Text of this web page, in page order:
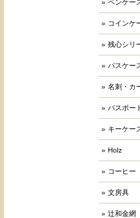
ペンケー
コインケ
残心シリ
パスケー
名刺・カ
パスポー
キーケー
Holz
コーヒー
文房具
辻和金網